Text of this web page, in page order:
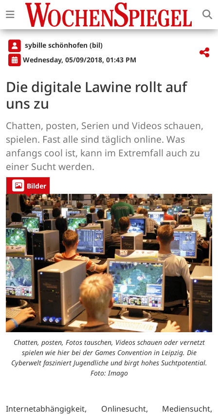
sybille schönhofen (bil)
Wednesday, 05/09/2018, 01:43 PM
Die digitale Lawine rollt auf
uns zu
Chatten, posten, Serien und Videos schauen,
spielen. Fast alle sind täglich online. Was
anfangs cool ist, kann im Extremfall auch zu
einer Sucht werden.
Bilder
Chatten, posten, Fotos tauschen, Videos schauen oder vernetzt
spielen wie hier bei der Games Convention in Leipzig. Die
Cyberwelt fasziniert Jugendliche und birgt hohes Suchtpotential.
Foto: Imago
Internetabhängigkeit, Onlinesucht, Mediensucht,